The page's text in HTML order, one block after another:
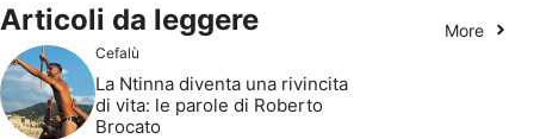
Articoli da leggere More
Cefalù
La Ntinna diventa una rivincita
di vita: le parole di Roberto
Brocato